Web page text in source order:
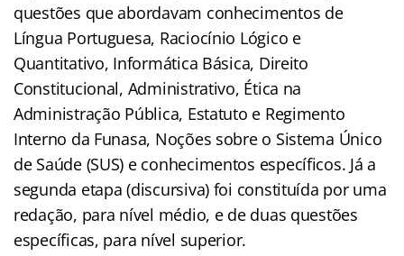
questões que abordavam conhecimentos de
Língua Portuguesa, Raciocínio Lógico e
Quantitativo, Informática Básica, Direito
Constitucional, Administrativo, Ética na
Administração Pública, Estatuto e Regimento
Interno da Funasa, Noções sobre o Sistema Único
de Saúde (SUS) e conhecimentos específicos. Já a
segunda etapa (discursiva) foi constituída por uma
redação, para nível médio, e de duas questões
específicas, para nível superior.